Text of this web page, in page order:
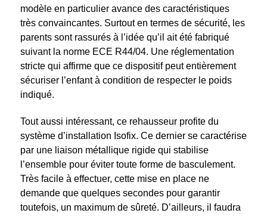
modèle en particulier avance des caractéristiques
très convaincantes. Surtout en termes de sécurité, les
parents sont rassurés à l’idée qu’il ait été fabriqué
suivant la norme ECE R44/04. Une réglementation
stricte qui affirme que ce dispositif peut entièrement
sécuriser l’enfant à condition de respecter le poids
indiqué.
Tout aussi intéressant, ce rehausseur profite du
système d’installation Isofix. Ce dernier se caractérise
par une liaison métallique rigide qui stabilise
l’ensemble pour éviter toute forme de basculement.
Très facile à effectuer, cette mise en place ne
demande que quelques secondes pour garantir
toutefois, un maximum de sûreté. D’ailleurs, il faudra